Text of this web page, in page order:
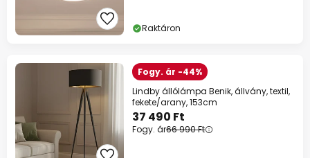
Raktáron
Fogy. ár -44%
Lindby állólámpa Benik, állvány, textil,
fekete/arany, 153cm
37 490 Ft
Fogy. ár66 990 Ft